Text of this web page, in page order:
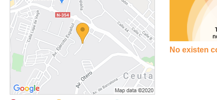
No existen